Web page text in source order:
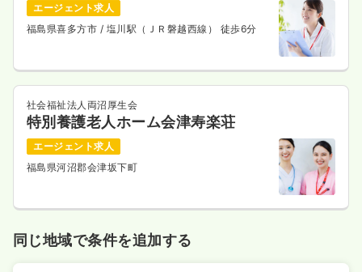
エージェント求人
福島県喜多方市 / 塩川駅（ＪＲ磐越西線） 徒歩6分
社会福祉法人両沼厚生会
特別養護老人ホーム会津寿楽荘
エージェント求人
福島県河沼郡会津坂下町
同じ地域で条件を追加する